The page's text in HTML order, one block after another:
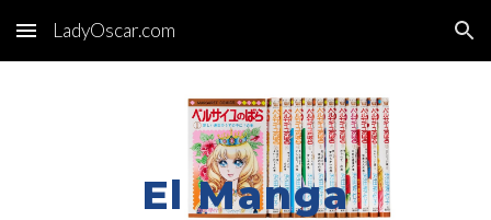
Skip to main content Skip to navigation
LadyOscar.com
ElManga